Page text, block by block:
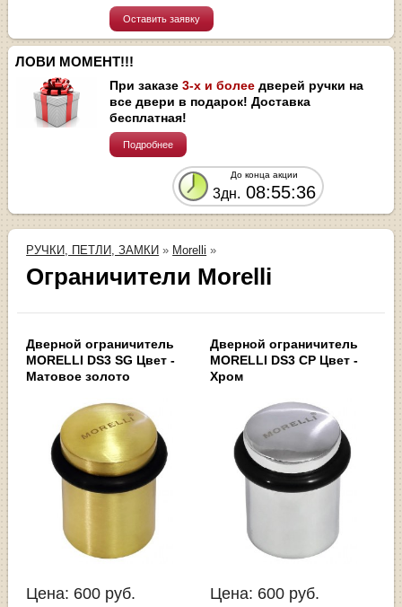
Оставить заявку
ЛОВИ МОМЕНТ!!!
При заказе3-х и более дверей ручки на
все двери в подарок! Доставка
бесплатная!
Подробнее
До конца акции
3дн. 08:55:35
РУЧКИ, ПЕТЛИ, ЗАМКИ » Morelli »
Ограничители Morelli
Дверной ограничитель
MORELLI DS3 SG Цвет -
Матовое золото
Цена: 600 руб.
Дверной ограничитель
MORELLI DS3 CP Цвет -
Хром
Цена: 600 руб.